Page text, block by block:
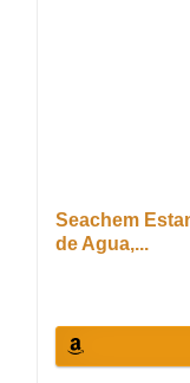
Seachem
de Agua,...